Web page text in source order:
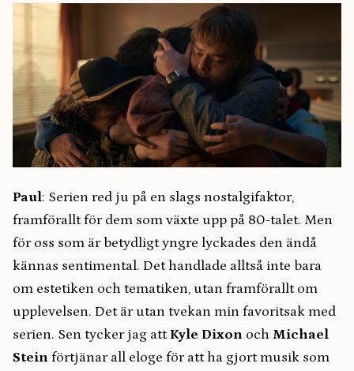
Paul: Serien red ju på en slags nostalgifaktor,
framförallt för dem som växte upp på 80-talet. Men
för oss som är betydligt yngre lyckades den ändå
kännas sentimental. Det handlade alltså inte bara
om estetiken och tematiken, utan framförallt om
upplevelsen. Det är utan tvekan min favoritsak med
serien. Sen tycker jag attKyle Dixon och Michael
Stein förtjänar all eloge för att ha gjort musik som